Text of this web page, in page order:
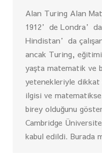
Alan Turing Alan
1912’de Londra’da
Hindistan’da
ancak Turing,
yaşta matematik ve
yetenekleriyle dikkat
ilgisi ve
birey olduğunu
Cambridge
kabul edildi. Burada